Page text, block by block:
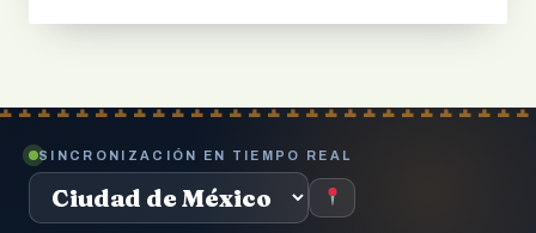
SINCRONIZACIÓN EN TIEMPO REAL